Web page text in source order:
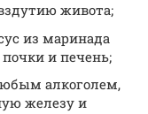
живота;
из маринада
и печень;
алкоголем,
железу и